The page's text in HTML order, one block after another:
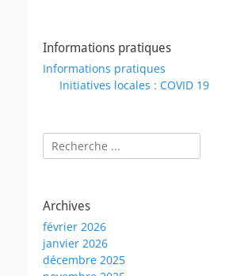
Informations pratiques
Informations pratiques
Initiatives locales : COVID 19
Rechercher :
Archives
février 2026
janvier 2026
décembre 2025